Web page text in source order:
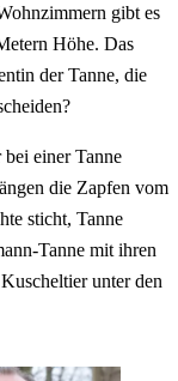
gibt es
Höhe. Das
der Tanne, die
einer Tanne
die Zapfen vom
sticht, Tanne
Tanne mit ihren
unter den